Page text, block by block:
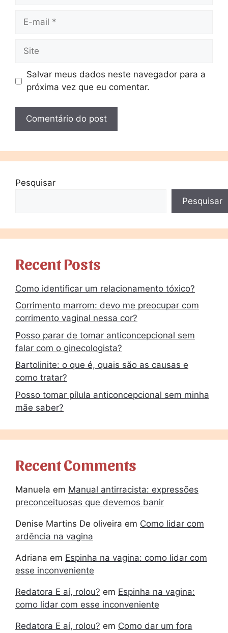
Salvar meus dados neste navegador para a
próxima vez que eu comentar.
Pesquisar
Pesquisar
Recent Posts
Como identificar um relacionamento tóxico?
Corrimento marrom: devo me preocupar com
corrimento vaginal nessa cor?
Posso parar de tomar anticoncepcional sem
falar com o ginecologista?
Bartolinite: o que é, quais são as causas e
como tratar?
Posso tomar pílula anticoncepcional sem minha
mãe saber?
Recent Comments
Manuela em Manual antirracista: expressões
preconceituosas que devemos banir
Denise Martins De oliveira em Como lidar com
ardência na vagina
Adriana em Espinha na vagina: como lidar com
esse inconveniente
Redatora E aí, rolou? em Espinha na vagina:
como lidar com esse inconveniente
Redatora E aí, rolou? em Como dar um fora